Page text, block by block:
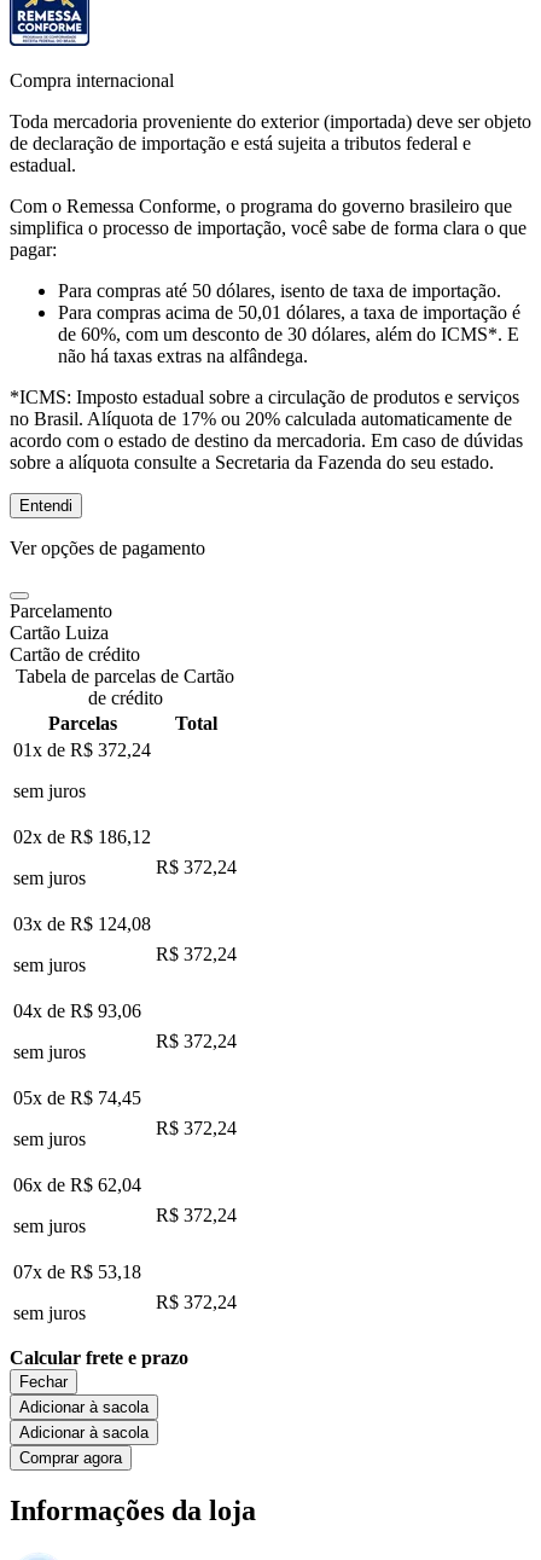
Compra internacional
Toda mercadoria proveniente do exterior (importada) deve ser objeto
de declaração de importação e está sujeita a tributos federal e
estadual.
Com o Remessa Conforme, o programa do governo brasileiro que
simplifica o processo de importação, você sabe de forma clara o que
pagar:
Para compras até 50 dólares, isento de taxa de importação.
Para compras acima de 50,01 dólares, a taxa de importação é
de 60%, com um desconto de 30 dólares, além do ICMS*. E
não há taxas extras na alfândega.
*ICMS: Imposto estadual sobre a circulação de produtos e serviços
no Brasil. Alíquota de 17% ou 20% calculada automaticamente de
acordo com o estado de destino da mercadoria. Em caso de dúvidas
sobre a alíquota consulte a Secretaria da Fazenda do seu estado.
Entendi
Ver opções de pagamento
Parcelamento
Cartão Luiza
Cartão de crédito
Tabela de parcelas de Cartão
de crédito
Parcelas
Total
01x de R$ 372,24
sem juros
02x de R$ 186,12
sem juros
R$ 372,24
03x de R$ 124,08
sem juros
R$ 372,24
04x de R$ 93,06
sem juros
R$ 372,24
05x de R$ 74,45
sem juros
R$ 372,24
06x de R$ 62,04
sem juros
R$ 372,24
07x de R$ 53,18
sem juros
R$ 372,24
Calcular frete e prazo
Fechar
Adicionar à sacola
Adicionar à sacola
Comprar agora
Informações da loja